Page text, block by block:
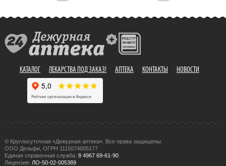
КАТАЛОГ ЛЕКАРСТВА ПОД ЗАКАЗ! АПТЕКА КОНТАКТЫ НОВОСТИ
© Круглосуточная «Дежурная аптека». Все права защищены.
ООО Дельфи, ОГРН 1115074005177
Единая справочная служба: 8 4967 69-61-90
Лицензия: ЛО-50-02-005389